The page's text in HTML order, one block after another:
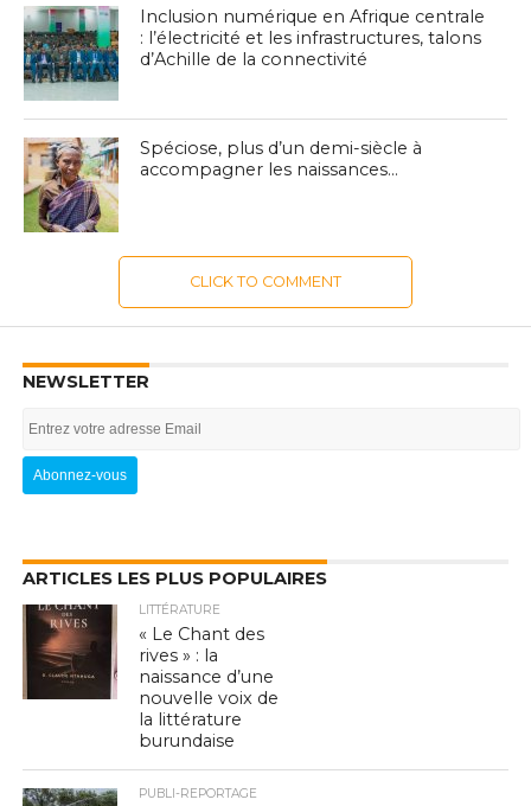
Inclusion numérique en Afrique centrale
: l’électricité et les infrastructures, talons
d’Achille de la connectivité
Spéciose, plus d’un demi-siècle à
accompagner les naissances…
CLICK TO COMMENT
NEWSLETTER
ARTICLES LES PLUS POPULAIRES
LITTÉRATURE
« Le Chant des
rives » : la
naissance d’une
nouvelle voix de
la littérature
burundaise
PUBLI-REPORTAGE